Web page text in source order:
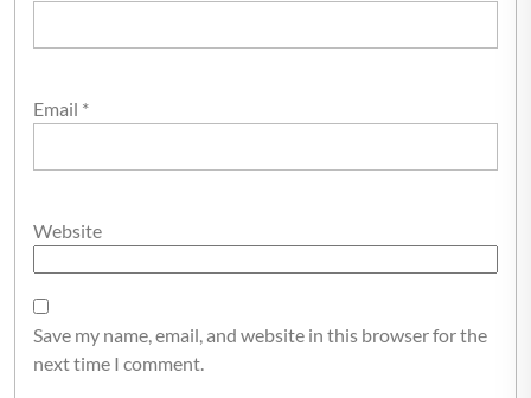
Email *
Website
Save my name, email, and website in this browser for the
next time I comment.